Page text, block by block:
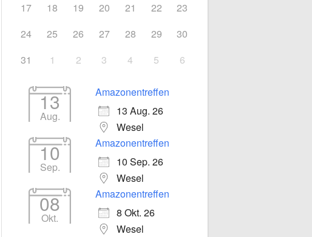
Office 365
17
18 19 20 21 22
23
24
25 26 27 28 29
30
31
1 2 3 4 5 6
13
Aug.
Amazonentreffen
13 Aug. 26
Wesel
10
Sep.
Amazonentreffen
10 Sep. 26
Wesel
08
Okt.
Amazonentreffen
8 Okt. 26
Wesel